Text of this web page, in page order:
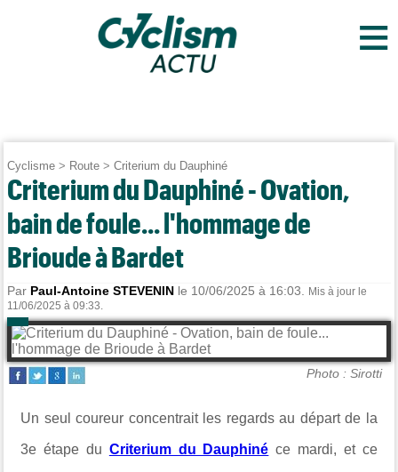
≡
Cyclisme > Route >Criterium du Dauphiné
Criterium du Dauphiné - Ovation,
bain de foule... l'hommage de
Brioude à Bardet
Par Paul-Antoine STEVENIN le 10/06/2025 à 16:03.
Mis à jour le
11/06/2025 à 09:33.
Photo : Sirotti
Un seul coureur concentrait les regards au départ de la
3e étape du Criterium du Dauphiné ce mardi, et ce